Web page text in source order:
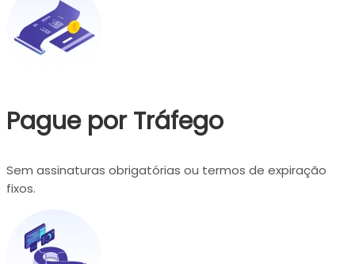
Pague por Tráfego
Sem assinaturas obrigatórias ou termos de expiração
fixos.